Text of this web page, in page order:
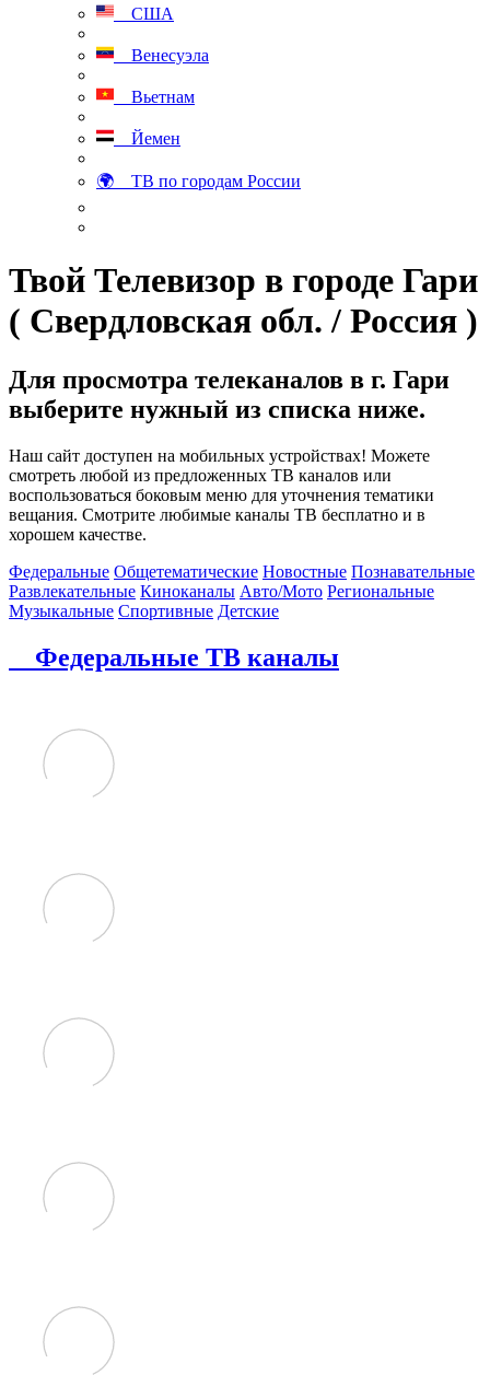
США
Венесуэла
Вьетнам
Йемен
🌍 ТВ по городам России
Твой Телевизор в городе Гари
( Свердловская обл. / Россия )
Для просмотра телеканалов в г. Гари
выберите нужный из списка ниже.
Наш сайт доступен на мобильных устройствах! Можете
смотреть любой из предложенных ТВ каналов или
воспользоваться боковым меню для уточнения тематики
вещания. Смотрите любимые каналы ТВ бесплатно и в
хорошем качестве.
Федеральные Общетематические Новостные Познавательные
Развлекательные Киноканалы Авто/Мото Региональные
Музыкальные Спортивные Детские
Федеральные ТВ каналы